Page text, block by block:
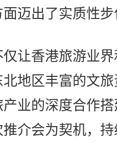
迈出了实质性
让香港旅游业界
地区丰富的文
业的深度合作
介会为契机，